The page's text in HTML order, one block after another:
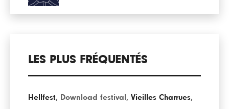
LES PLUS FRÉQUENTÉS
Hellfest, Download festival , Vieilles Charrues,